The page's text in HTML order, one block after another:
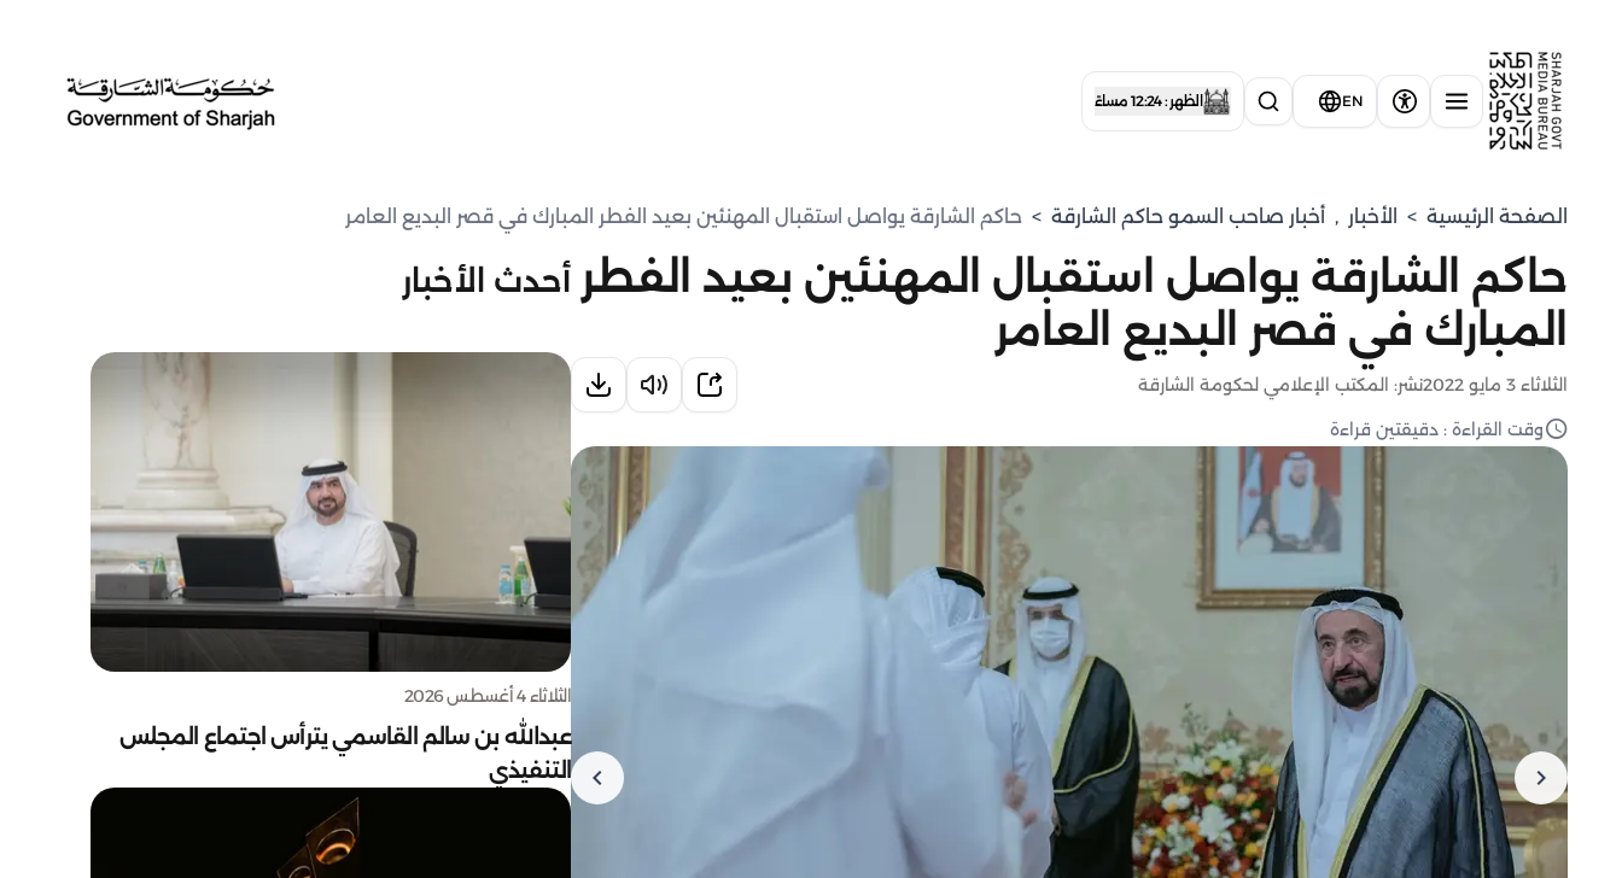
EN الظهر : 12:24 مساءً
الصفحة الرئيسية > الأخبار , أخبار صاحب السمو حاكم الشارقة > حاكم الشارقة يواصل استقبال المهنئين بعيد الفطر المبارك في قصر البديع العامر
حاكم الشارقة يواصل استقبال المهنئين بعيد الفطر
المبارك في قصر البديع العامر
الثلاثاء 3 مايو 2022 نشر: المكتب الإعلامي لحكومة الشارقة
وقت القراءة : دقيقتين قراءة
أحدث الأخبار
الثلاثاء 4 أغسطس 2026
عبدالله بن سالم القاسمي يترأس اجتماع المجلس
التنفيذي